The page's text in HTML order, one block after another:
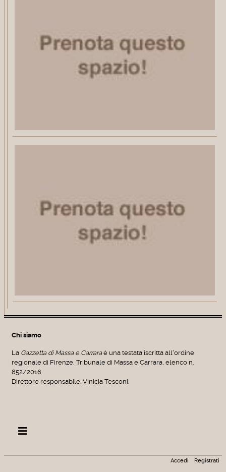
Chi siamo
La Gazzetta di Massa e Carraraè una testata iscritta all'ordine
regionale di Firenze, Tribunale di Massa e Carrara, elenco n.
852/2016
Direttore responsabile: Vinicia Tesconi.
Accedi Registrati